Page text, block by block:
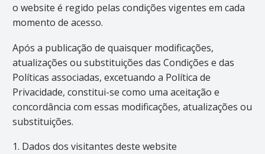
o website é regido pelas condições vigentes em cada
momento de acesso.
Após a publicação de quaisquer modificações,
atualizações ou substituições das Condições e das
Políticas associadas, excetuando a Política de
Privacidade, constitui-se como uma aceitação e
concordância com essas modificações, atualizações ou
substituições.
1. Dados dos visitantes deste website